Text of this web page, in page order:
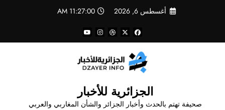
أغسطس 6, 2026 11:27:01 AM
الجزائرية للأخبار
صحيفة تهتم بالحدث وأخبار الجزائر والشأن المغاربي والعربي